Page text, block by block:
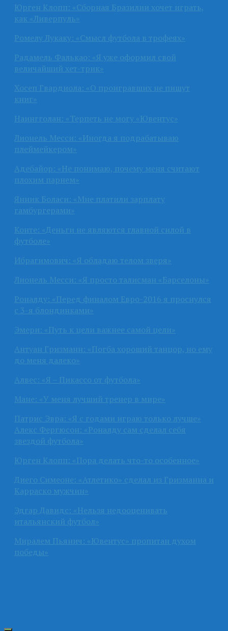
Юрген Клопп: «Сборная Бразилии хочет играть,
как «Ливерпуль»
Ромелу Лукаку: «Смысл футбола в трофеях»
Радамель Фалькао: «Я уже оформил свой
величайший хет-трик»
Хосеп Гвардиола: «О проигравших не пишут
книг»
Наингголан: «Терпеть не могу «Ювентус»
Лионель Месси: «Иногда я подрабатываю
плеймейкером»
Адебайор: «Не понимаю, почему меня считают
плохим парнем»
Янник Боласи: «Мне платили зарплату
гамбургерами»
Конте: «Деньги не являются главной силой в
футболе»
Ибрагимович: «Я обладаю телом зверя»
Лионель Месси: «Я просто талисман «Барселоны»
Роналду: «Перед финалом Евро-2016 я проснулся
с 3-я блондинками»
Эмери: «Путь к цели важнее самой цели»
Антуан Гризманн: «Погба хороший танцор, но ему
до меня далеко»
Алвес: «Я – Пикассо от футбола»
Мане: «У меня лучший тренер в мире»
Патрис Эвра: «Я с годами играю только лучше»
Алекс Фергюсон: «Роналду сам сделал себя
звездой футбола»
Юрген Клопп: «Пора делать что-то особенное»
Диего Симеоне: «Атлетико» сделал из Гризманна и
Карраско мужчин»
Эдгар Давидс: «Нельзя недооценивать
итальянский футбол»
Миралем Пьянич: «Ювентус» пропитан духом
победы»